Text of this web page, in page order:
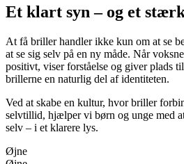
Et klart syn – og et
At få briller handler ikke kun om at se
at se sig selv på en ny måde. Når
positivt, viser forståelse og giver plads
brillerne en naturlig del af identiteten.
Ved at skabe en kultur, hvor briller
selvtillid, hjælper vi børn og unge med
selv – i et klarere lys.
Øjne